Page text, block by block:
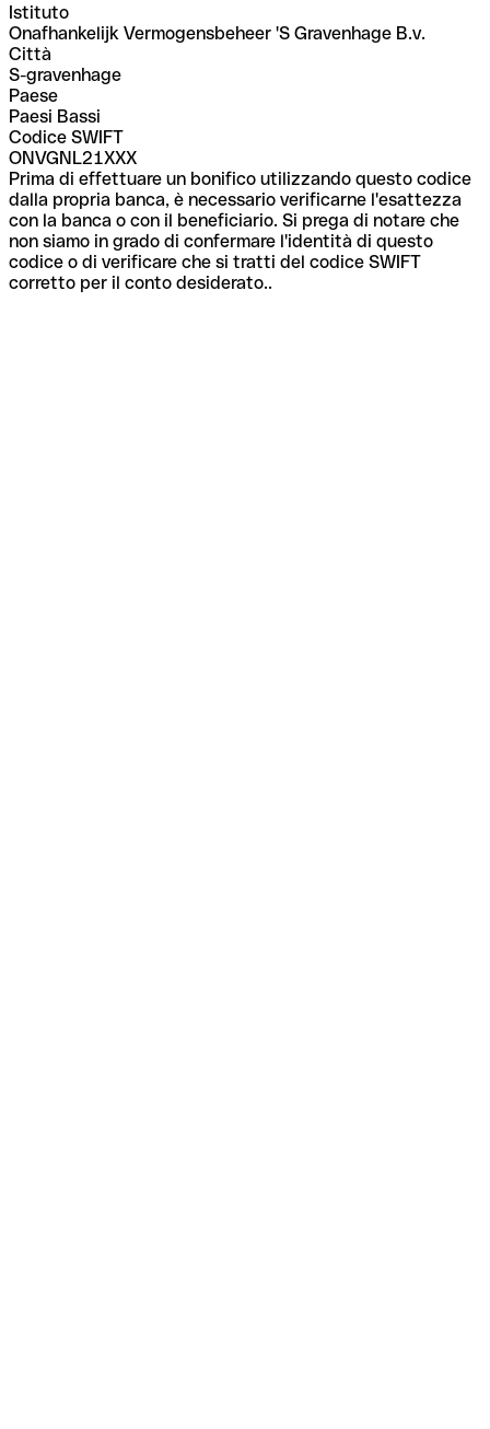
Istituto
Onafhankelijk Vermogensbeheer 'S Gravenhage B.v.
Città
S-gravenhage
Paese
Paesi Bassi
Codice SWIFT
ONVGNL21XXX
Prima di effettuare un bonifico utilizzando questo codice
dalla propria banca, è necessario verificarne l'esattezza
con la banca o con il beneficiario. Si prega di notare che
non siamo in grado di confermare l'identità di questo
codice o di verificare che si tratti del codice SWIFT
corretto per il conto desiderato..